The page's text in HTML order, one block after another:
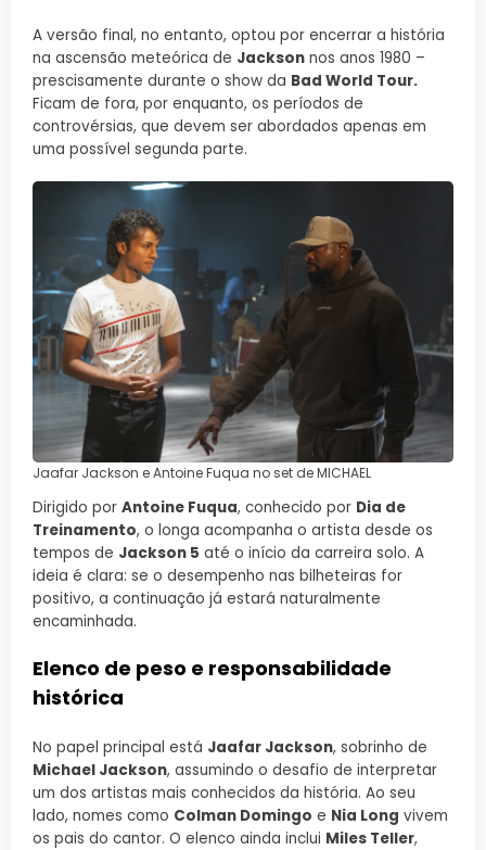
A versão final, no entanto, optou por encerrar a história
na ascensão meteórica de Jackson nos anos 1980 –
prescisamente durante o show da Bad World Tour.
Ficam de fora, por enquanto, os períodos de
controvérsias, que devem ser abordados apenas em
uma possível segunda parte.
Jaafar Jackson e Antoine Fuqua no set de MICHAEL
Dirigido por Antoine Fuqua, conhecido por Dia de
Treinamento, o longa acompanha o artista desde os
tempos de Jackson 5 até o início da carreira solo. A
ideia é clara: se o desempenho nas bilheteiras for
positivo, a continuação já estará naturalmente
encaminhada.
Elenco de peso e responsabilidade
histórica
No papel principal está Jaafar Jackson, sobrinho de
Michael Jackson, assumindo o desafio de interpretar
um dos artistas mais conhecidos da história. Ao seu
lado, nomes como Colman Domingo e Nia Long vivem
os pais do cantor. O elenco ainda inclui Miles Teller,